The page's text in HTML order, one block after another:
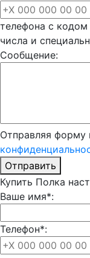
телефона с
числа и
Сообщение:
Отправляя форму
Отправить
Купить Полка
Ваше имя*:
Телефон*: